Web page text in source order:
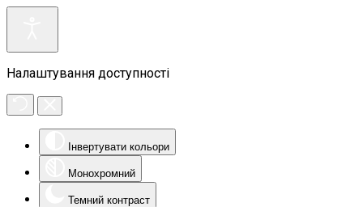
Налаштування доступності
Інвертувати кольори
Монохромний
Темний контраст